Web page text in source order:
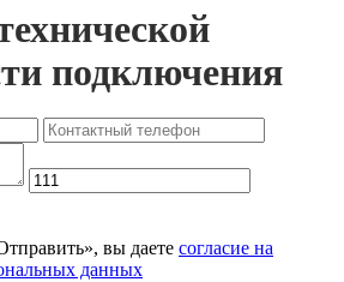
подключения
вы даете согласие на
данных